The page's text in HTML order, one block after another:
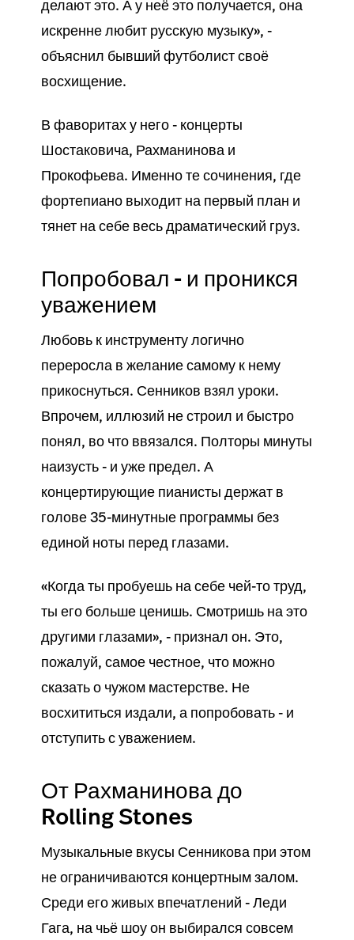
делают это. А у неё это получается, она
искренне любит русскую музыку», -
объяснил бывший футболист своё
восхищение.
В фаворитах у него - концерты
Шостаковича, Рахманинова и
Прокофьева. Именно те сочинения, где
фортепиано выходит на первый план и
тянет на себе весь драматический груз.
Попробовал - и проникся
уважением
Любовь к инструменту логично
переросла в желание самому к нему
прикоснуться. Сенников взял уроки.
Впрочем, иллюзий не строил и быстро
понял, во что ввязался. Полторы минуты
наизусть - и уже предел. А
концертирующие пианисты держат в
голове 35-минутные программы без
единой ноты перед глазами.
«Когда ты пробуешь на себе чей-то труд,
ты его больше ценишь. Смотришь на это
другими глазами», - признал он. Это,
пожалуй, самое честное, что можно
сказать о чужом мастерстве. Не
восхититься издали, а попробовать - и
отступить с уважением.
От Рахманинова до
Rolling Stones
Музыкальные вкусы Сенникова при этом
не ограничиваются концертным залом.
Среди его живых впечатлений - Леди
Гага, на чьё шоу он выбирался совсем